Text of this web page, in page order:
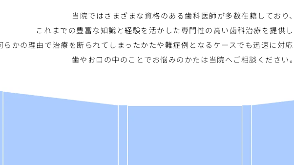
当院ではさまざまな資格のある歯科医師が多数在籍しており、
これまでの豊富な知識と経験を活かした専門性の高い歯科治療を提供し
らかの理由で治療を断られてしまったかたや難症例となるケースでも迅速に対応
歯やお口の中のことでお悩みのかたは当院へご相談ください。